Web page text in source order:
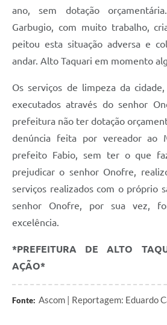
ano, sem dotação
Garbugio, com muito trabalho,
peitou esta situação adversa e
andar. Alto Taquari em momento
Os serviços de limpeza da
executados através do senhor
prefeitura não ter dotação
denúncia feita por vereador ao
prefeito Fabio, sem ter o que
prejudicar o senhor Onofre,
serviços realizados com o próprio
senhor Onofre, por sua vez,
excelência.
*PREFEITURA DE ALTO
AÇÃO*
Fonte: Ascom | Reportagem: Eduardo